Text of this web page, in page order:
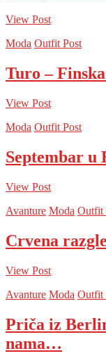
View Post
Moda Outfit Post
Turo –
View Post
Moda Outfit Post
Septembar u
View Post
Avanture Moda Outfit
Crvena
View Post
Avanture Moda Outfit
Priča iz
nama…